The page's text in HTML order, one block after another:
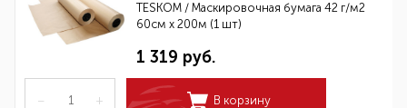
TESKOM / Маскировочная бумага 42 г/м2
60см х 200м (1 шт)
1 319 руб.
– + В корзину